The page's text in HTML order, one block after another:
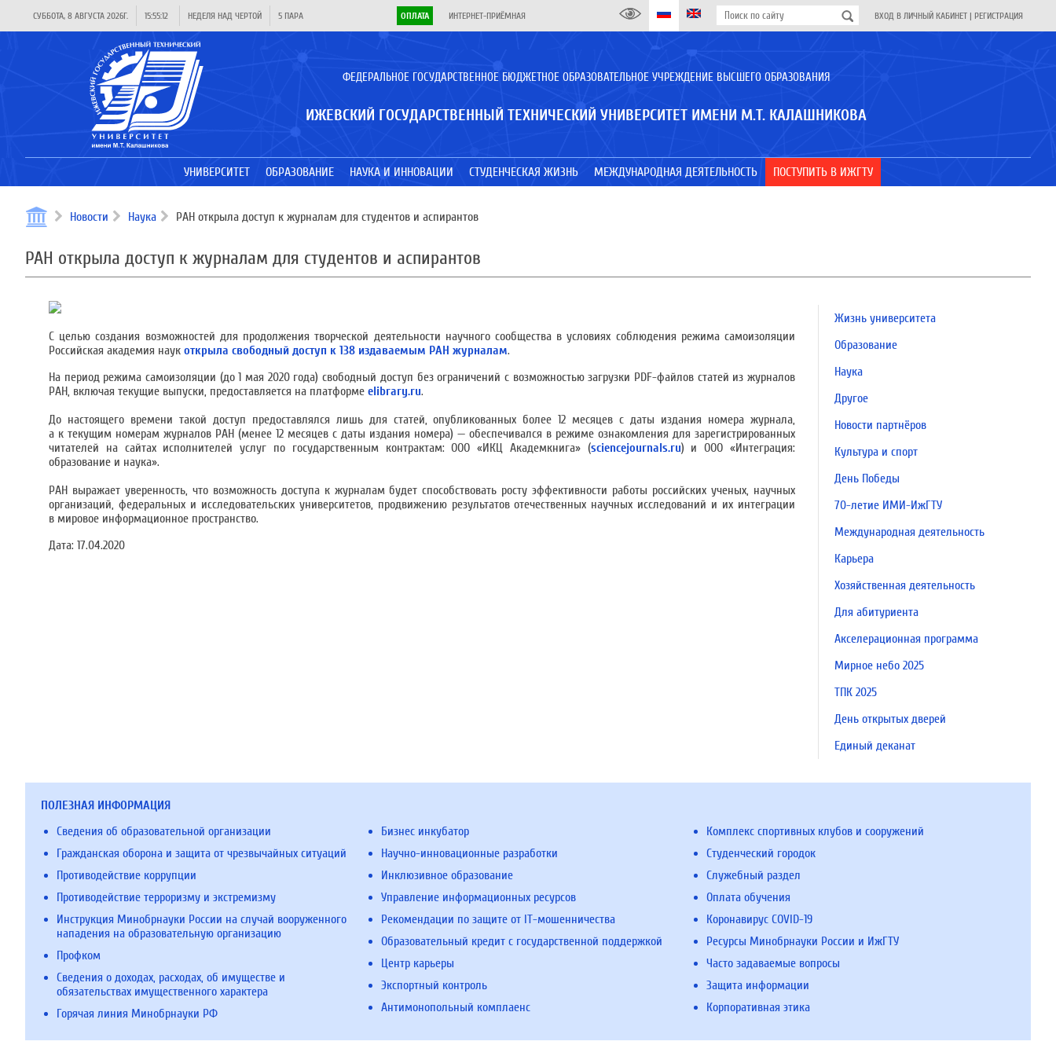
СУББОТА, 8 АВГУСТА 2026Г. 15:55:13 НЕДЕЛЯ НАД ЧЕРТОЙ 5 ПАРА ОПЛАТА ИНТЕРНЕТ-ПРИЁМНАЯ ВХОД В ЛИЧНЫЙ КАБИНЕТ | РЕГИСТРАЦИЯ
ФЕДЕРАЛЬНОЕ ГОСУДАРСТВЕННОЕ БЮДЖЕТНОЕ ОБРАЗОВАТЕЛЬНОЕ УЧРЕЖДЕНИЕ ВЫСШЕГО ОБРАЗОВАНИЯ
ИЖЕВСКИЙ ГОСУДАРСТВЕННЫЙ ТЕХНИЧЕСКИЙ УНИВЕРСИТЕТ ИМЕНИ М.Т. КАЛАШНИКОВА
УНИВЕРСИТЕТ ОБРАЗОВАНИЕ НАУКА И ИННОВАЦИИ СТУДЕНЧЕСКАЯ ЖИЗНЬ МЕЖДУНАРОДНАЯ ДЕЯТЕЛЬНОСТЬ ПОСТУПИТЬ В ИЖГТУ
Новости Наука РАН открыла доступ к журналам для студентов и аспирантов
РАН открыла доступ к журналам для студентов и аспирантов
С целью создания возможностей для продолжения творческой деятельности научного сообщества в условиях соблюдения режима самоизоляции
Российская академия наук открыла свободный доступ к 138 издаваемым РАН журналам.
На период режима самоизоляции (до 1 мая 2020 года) свободный доступ без ограничений с возможностью загрузки PDF-файлов статей из журналов
РАН, включая текущие выпуски, предоставляется на платформе elibrary.ru.
До настоящего времени такой доступ предоставлялся лишь для статей, опубликованных более 12 месяцев с даты издания номера журнала,
а к текущим номерам журналов РАН (менее 12 месяцев с даты издания номера) — обеспечивался в режиме ознакомления для зарегистрированных
читателей на сайтах исполнителей услуг по государственным контрактам: ООО «ИКЦ Академкнига» (sciencejournals.ru) и ООО «Интеграция:
образование и наука».
РАН выражает уверенность, что возможность доступа к журналам будет способствовать росту эффективности работы российских ученых, научных
организаций, федеральных и исследовательских университетов, продвижению результатов отечественных научных исследований и их интеграции
в мировое информационное пространство.
Дата: 17.04.2020
Жизнь университета
Образование
Наука
Другое
Новости партнёров
Культура и спорт
День Победы
70-летие ИМИ-ИжГТУ
Международная деятельность
Карьера
Хозяйственная деятельность
Для абитуриента
Акселерационная программа
Мирное небо 2025
ТПК 2025
День открытых дверей
Единый деканат
ПОЛЕЗНАЯ ИНФОРМАЦИЯ
Сведения об образовательной организации
Гражданская оборона и защита от чрезвычайных ситуаций
Противодействие коррупции
Противодействие терроризму и экстремизму
Инструкция Минобрнауки России на случай вооруженного
нападения на образовательную организацию
Профком
Сведения о доходах, расходах, об имуществе и
обязательствах имущественного характера
Горячая линия Минобрнауки РФ
Бизнес инкубатор
Научно-инновационные разработки
Инклюзивное образование
Управление информационных ресурсов
Рекомендации по защите от IT-мошенничества
Образовательный кредит с государственной поддержкой
Центр карьеры
Экспортный контроль
Антимонопольный комплаенс
Комплекс спортивных клубов и сооружений
Студенческий городок
Служебный раздел
Оплата обучения
Коронавирус COVID-19
Ресурсы Минобрнауки России и ИжГТУ
Часто задаваемые вопросы
Защита информации
Корпоративная этика